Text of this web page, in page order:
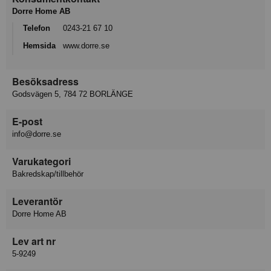
Dorre Home AB
Telefon
0243-21 67 10
Hemsida
www.dorre.se
Besöksadress
Godsvägen 5, 784 72 BORLÄNGE
E-post
info@dorre.se
Varukategori
Bakredskap/tillbehör
Leverantör
Dorre Home AB
Lev art nr
5-9249